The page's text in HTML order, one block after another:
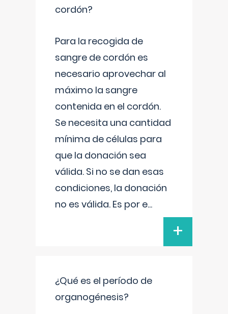
cordón?
Para la recogida de
sangre de cordón es
necesario aprovechar al
máximo la sangre
contenida en el cordón.
Se necesita una cantidad
mínima de células para
que la donación sea
válida. Si no se dan esas
condiciones, la donación
no es válida. Es por e...
+
¿Qué es el período de
organogénesis?